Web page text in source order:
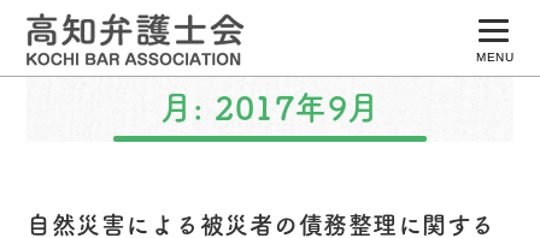
月: 2017年9月
自然災害による被災者の債務整理に関する
MENU
弁護士の仕事